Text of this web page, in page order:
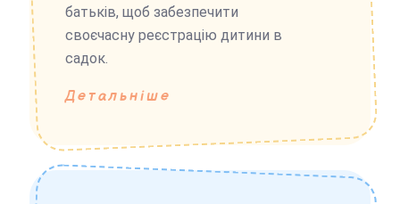
батьків, щоб забезпечити
своєчасну реєстрацію дитини в
садок.
Детальніше